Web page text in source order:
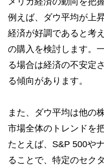
例えば、ダウ平均が上
経済が好調であると考
の購入を検討します。
る場合は経済の不安定
る傾向があります。
また、ダウ平均は他の
市場全体のトレンドを
たとえば、S&P 500や
ることで、特定のセク